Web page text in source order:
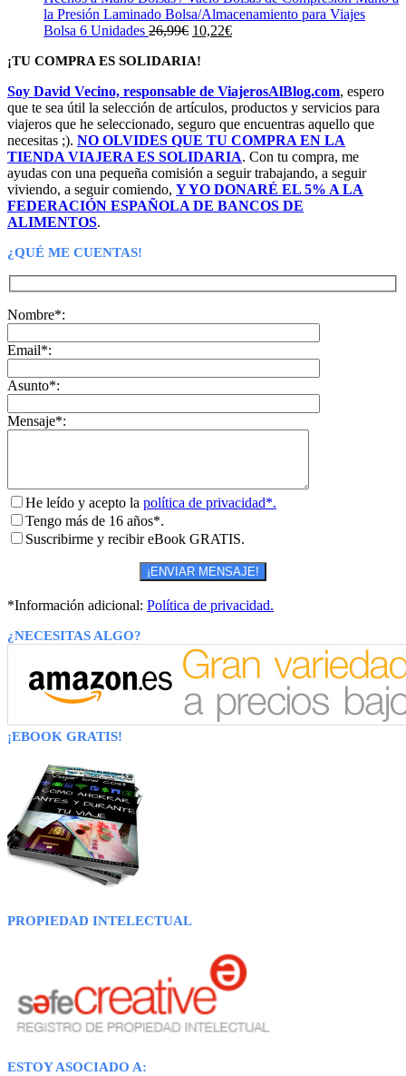
la Presión Laminado Bolsa/Almacenamiento para Viajes
Bolsa 6 Unidades 26,99€ El
original
26,99€.
10,22€El
10,22€.
¡TU COMPRA ES SOLIDARIA!
Soy David Vecino, responsable de ViajerosAlBlog.com, espero
que te sea útil la selección de artículos, productos y servicios para
viajeros que he seleccionado, seguro que encuentras aquello que
necesitas ;). NO OLVIDES QUE TU COMPRA EN LA
TIENDA VIAJERA ES SOLIDARIA. Con tu compra, me
ayudas con una pequeña comisión a seguir trabajando, a seguir
viviendo, a seguir comiendo, Y YO DONARÉ EL 5% A LA
FEDERACIÓN ESPAÑOLA DE BANCOS DE
ALIMENTOS.
¿QUÉ ME CUENTAS!
Nombre*:
Email*:
Asunto*:
Mensaje*:
He leído y acepto la política de privacidad*.
Tengo más de 16 años*.
Suscribirme y recibir eBook GRATIS.
*Información adicional: Política de privacidad.
¿NECESITAS ALGO?
¡EBOOK GRATIS!
PROPIEDAD INTELECTUAL
ESTOY ASOCIADO A: